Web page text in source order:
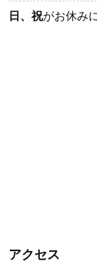
日、祝がお休み
アクセス